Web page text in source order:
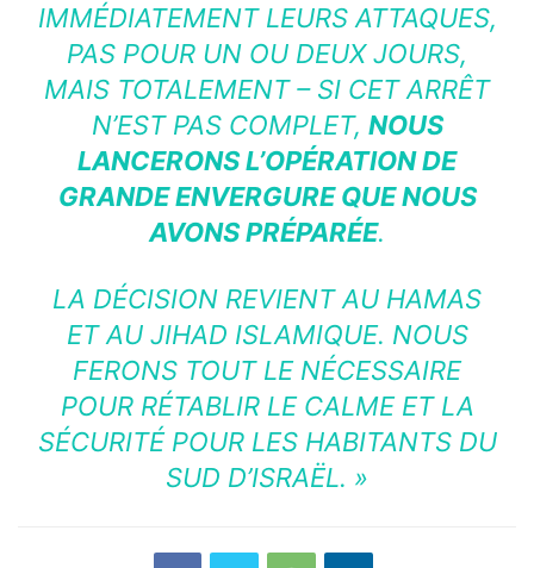
IMMÉDIATEMENT LEURS ATTAQUES,
PAS POUR UN OU DEUX JOURS,
MAIS TOTALEMENT – SI CET ARRÊT
N’EST PAS COMPLET, NOUS
LANCERONS L’OPÉRATION DE
GRANDE ENVERGURE QUE NOUS
AVONS PRÉPARÉE.
LA DÉCISION REVIENT AU HAMAS
ET AU JIHAD ISLAMIQUE. NOUS
FERONS TOUT LE NÉCESSAIRE
POUR RÉTABLIR LE CALME ET LA
SÉCURITÉ POUR LES HABITANTS DU
SUD D’ISRAËL. »